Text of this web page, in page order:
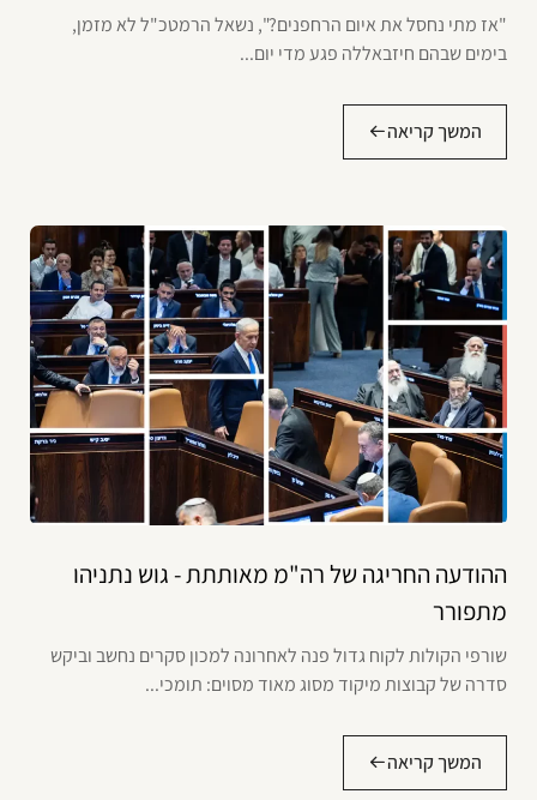
"אז מתי נחסל את איום הרחפנים?", נשאל הרמטכ"ל לא מזמן,
בימים שבהם חיזבאללה פגע מדי יום...
המשך קריאה
ההודעה החריגה של רה"מ מאותתת - גוש נתניהו
מתפורר
שורפי הקולות לקוח גדול פנה לאחרונה למכון סקרים נחשב וביקש
סדרה של קבוצות מיקוד מסוג מאוד מסוים: תומכי...
המשך קריאה